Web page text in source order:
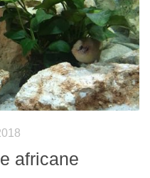
africane